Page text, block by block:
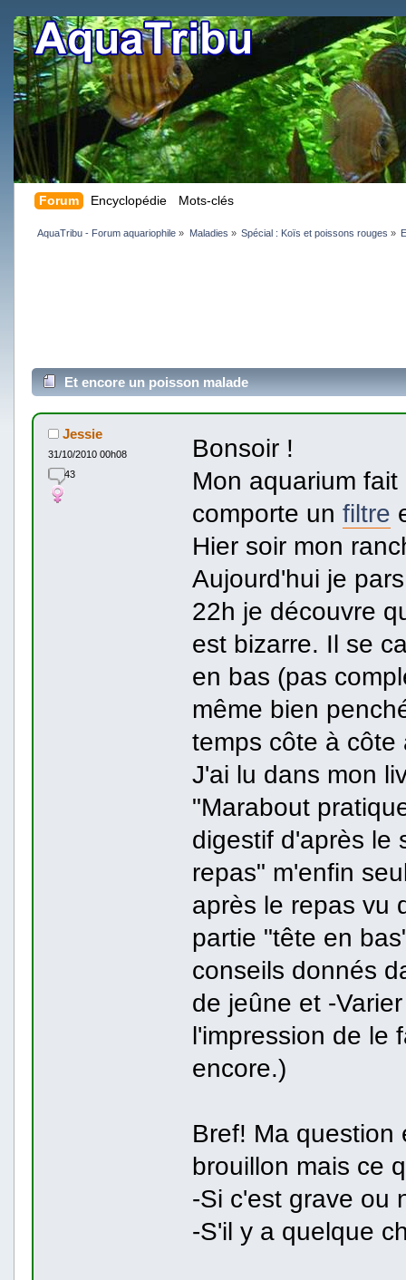
Forum Encyclopédie Mots-clés
AquaTribu - Forum aquariophile » Maladies » Spécial : Koïs et poissons rouges »
Et encore un poisson malade
Jessie
31/10/2010 00h08
43
Bonsoir !
Mon aquarium
comporte un filtre
Hier soir mon
Aujourd'hui je
22h je découvre
est bizarre. Il se
en bas (pas
même bien
temps côte à
J'ai lu dans mon
"Marabout
digestif d'après le
repas" m'enfin
après le repas vu
partie "tête en
conseils donnés
de jeûne et -
l'impression de le
encore.)
Bref! Ma question
brouillon mais ce
-Si c'est grave ou
-S'il y a quelque